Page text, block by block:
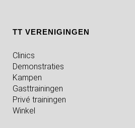
TT VERENIGINGEN
Clinics
Demonstraties
Kampen
Gasttrainingen
Privé trainingen
Winkel